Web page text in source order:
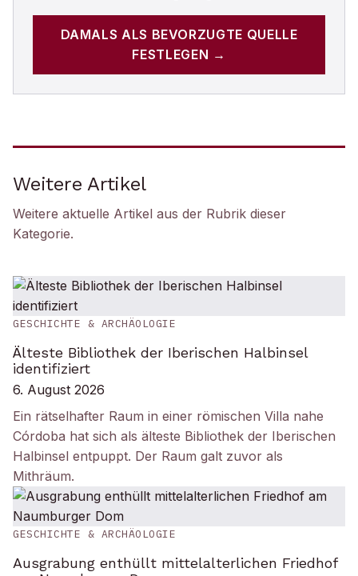
DAMALS ALS BEVORZUGTE QUELLE
FESTLEGEN →
Weitere Artikel
Weitere aktuelle Artikel aus der Rubrik dieser
Kategorie.
GESCHICHTE & ARCHÄOLOGIE
Älteste Bibliothek der Iberischen Halbinsel
identifiziert
6. August 2026
Ein rätselhafter Raum in einer römischen Villa nahe
Córdoba hat sich als älteste Bibliothek der Iberischen
Halbinsel entpuppt. Der Raum galt zuvor als
Mithräum.
GESCHICHTE & ARCHÄOLOGIE
Ausgrabung enthüllt mittelalterlichen Friedhof